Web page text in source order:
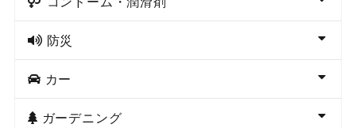
防災
カー
ガーデニング